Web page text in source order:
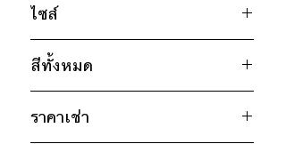
ไซส์
ไซส์ : S
อก 44" / เอว 46 / สะโพก 46" / ไหล่
กว้าง 19" / วงแขน 20" / ยาว 26"
* สินค้าจริงอาจมีขนาดคาดเคลื่อน 2-3
สีทั้งหมด
เหลือง
ราคาเช่า